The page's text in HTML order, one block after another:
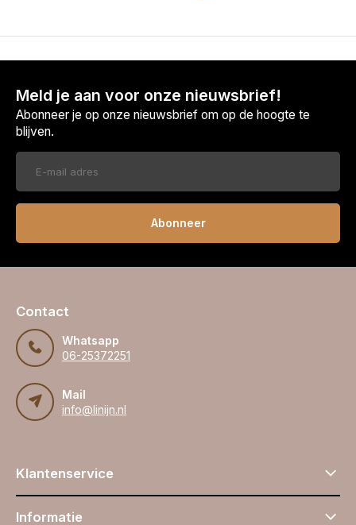
Meld je aan voor onze nieuwsbrief!
Abonneer je op onze nieuwsbrief om op de hoogte te
blijven.
Abonneer
Contact
Whatsapp
06-25372251
Mail
info@linijn.nl
Klantenservice
Informatie